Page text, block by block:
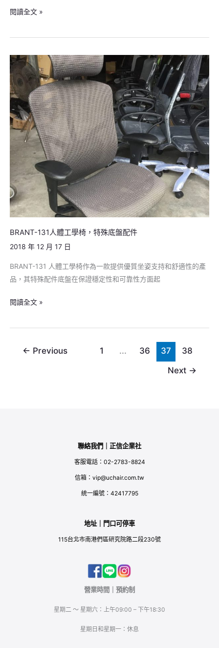
閱讀全文 »
BRANT-131人體工學椅，特殊底盤配件
2018 年 12 月 17 日
BRANT-131 人體工學椅作為一款提供優質坐姿支持和舒適性的產
品，其特殊配件底盤在保證穩定性和可靠性方面起
BRANT-
131
人
體
工
學
椅，
特
盤
配
件
閱讀全文 »
← Previous 1 ... 36 37
38
Next →
聯絡我們｜正信企業社
客服電話：02-2783-8824
信箱：vip@uchair.com.tw
統一編號：42417795
地址｜門口可停車
115台北市南港們區研究院路二段230號
營業時間｜預約制
星期二 ～ 星期六：上午09:00 – 下午18:30
星期日和星期一：休息